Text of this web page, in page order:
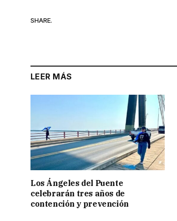
SHARE.
LEER MÁS
Los Ángeles del Puente
celebrarán tres años de
contención y prevención